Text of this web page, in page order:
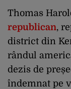
Thomas
republican,
district din
rândul
dezis de
îndemnat pe